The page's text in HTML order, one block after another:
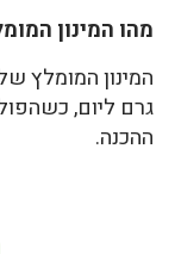
מהו המינון
גרם ליום,
ההכנה.